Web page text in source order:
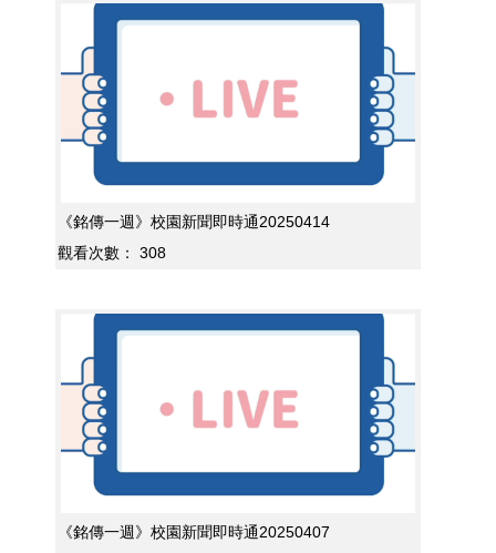
《銘傳一週》校園新聞即時通20250414
觀看次數：
308
《銘傳一週》校園新聞即時通20250407